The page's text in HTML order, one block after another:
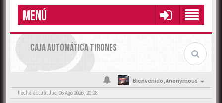
MENÚ
CAJA AUTOMÁTICA TIRONES
Bienvenido,Anonymous
Fecha actual Jue, 06 Ago 2026, 20:28